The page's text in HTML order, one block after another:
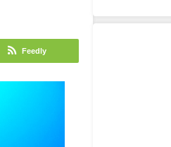
Feedly